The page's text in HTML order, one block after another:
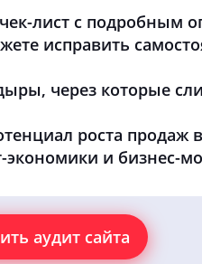
лист с подробным
исправить
через которые
роста продаж
и бизнес-
аудит сайта